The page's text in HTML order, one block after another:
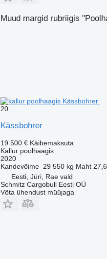
Muud margid rubriigis
20
Kässbohrer
19 500 € Käibemaksuta
Kallur poolhaagis
2020
Kandevõime 29 550 kg Maht
Eesti, Jüri, Rae vald
Schmitz Cargobull Eesti OÜ
Võta ühendust müüjaga